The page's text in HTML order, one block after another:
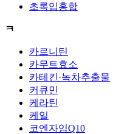
초록입홍합
ㅋ
카르니틴
카무트효소
카테킨·녹차추출물
커큐민
케라틴
케일
코엔자임Q10